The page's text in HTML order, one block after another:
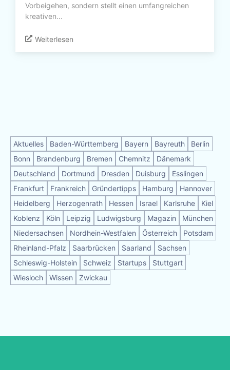
Vorbeigehen, sondern stellt einen umfangreichen
kreativen...
Weiterlesen
Aktuelles Baden-Württemberg Bayern Bayreuth
Berlin
Bonn
Brandenburg Bremen Chemnitz
Dänemark
Deutschland
Dortmund Dresden Duisburg
Esslingen
Frankfurt
Frankreich Gründertipps Hamburg
Hannover
Heidelberg
Herzogenrath Hessen Israel Karlsruhe
Kiel
Koblenz
Köln Leipzig Ludwigsburg Magazin
München
Niedersachsen
Nordhein-Westfalen Österreich
Potsdam
Rheinland-Pfalz
Saarbrücken Saarland
Sachsen
Schleswig-Holstein
Schweiz Startups
Stuttgart
Wiesloch
Wissen Zwickau